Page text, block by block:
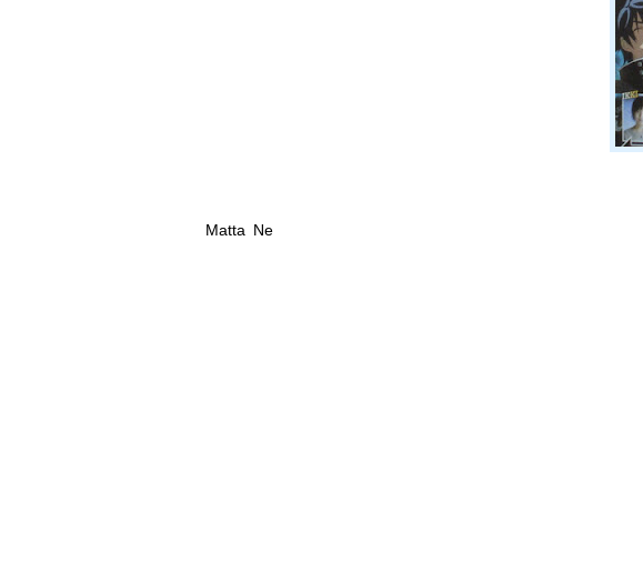
Matta Ne